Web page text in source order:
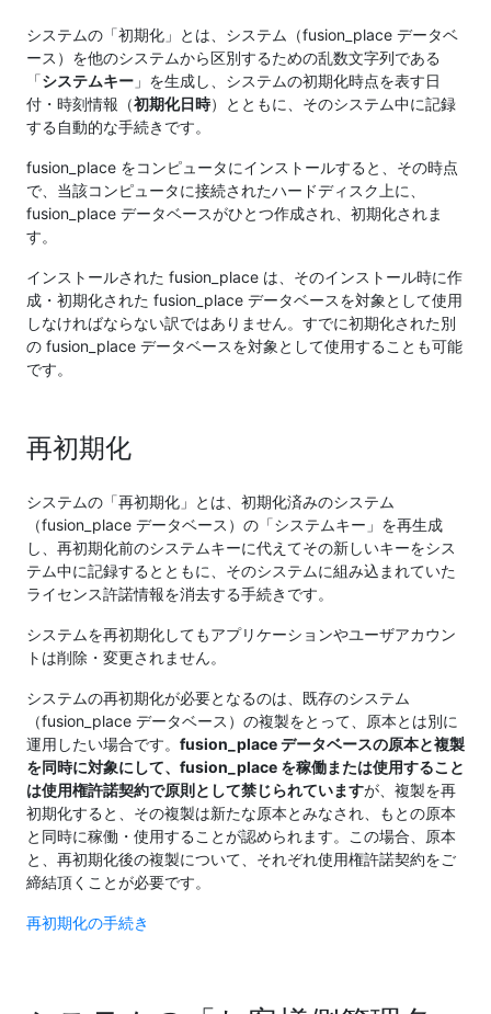
システムの「初期化」とは、システム（fusion_place データベ
ース）を他のシステムから区別するための乱数文字列である
「システムキー 」を生成し、システムの初期化時点を表す日
付・時刻情報（初期化日時）とともに、そのシステム中に記録
する自動的な手続きです。
fusion_place をコンピュータにインストールすると、その時点
で、当該コンピュータに接続されたハードディスク上に、
fusion_place データベースがひとつ作成され、初期化されま
す。
インストールされた fusion_place は、そのインストール時に作
成・初期化された fusion_place データベースを対象として使用
しなければならない訳ではありません。すでに初期化された別
の fusion_place データベースを対象として使用することも可能
です。
再初期化
システムの「再初期化」とは、初期化済みのシステム
（fusion_place データベース）の「システムキー」を再生成
し、再初期化前のシステムキーに代えてその新しいキーをシス
テム中に記録するとともに、そのシステムに組み込まれていた
ライセンス許諾情報を消去する手続きです。
システムを再初期化してもアプリケーションやユーザアカウン
トは削除・変更されません。
システムの再初期化が必要となるのは、既存のシステム
（fusion_place データベース）の複製をとって、原本とは別に
運用したい場合です。 fusion_place データベースの原本と複製
を同時に対象にして、fusion_place を稼働または使用すること
は使用権許諾契約で原則として禁じられていますが、複製を再
初期化すると、その複製は新たな原本とみなされ、もとの原本
と同時に稼働・使用することが認められます。この場合、原本
と、再初期化後の複製について、それぞれ使用権許諾契約をご
締結頂くことが必要です。
再初期化の手続き